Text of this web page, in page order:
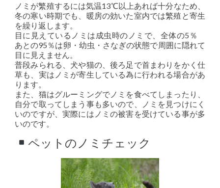
ノミが繁殖するには気温13℃以上あれば十分なため、
冬の寒い時期でも、暖房の効いた室内では繁殖と寄生
を繰り返します。
目に見えているノミは成虫時のノミで、全体の5％
あとの95％は卵・幼虫・さなぎの状態で周囲に隠れて
目に見えません。
普段みられる、犬や猫の、後ろ足で首まわりをかく仕
草も、実はノミが寄生している為に行われる場合があ
ります。
また、猫はグルーミングでノミを食べてしまったり、
自分で取ってしまう事も多いので、ノミを見つけにく
いのですが、実際にはノミの被害を受けている事が多
いのです。
ペットのノミチェック